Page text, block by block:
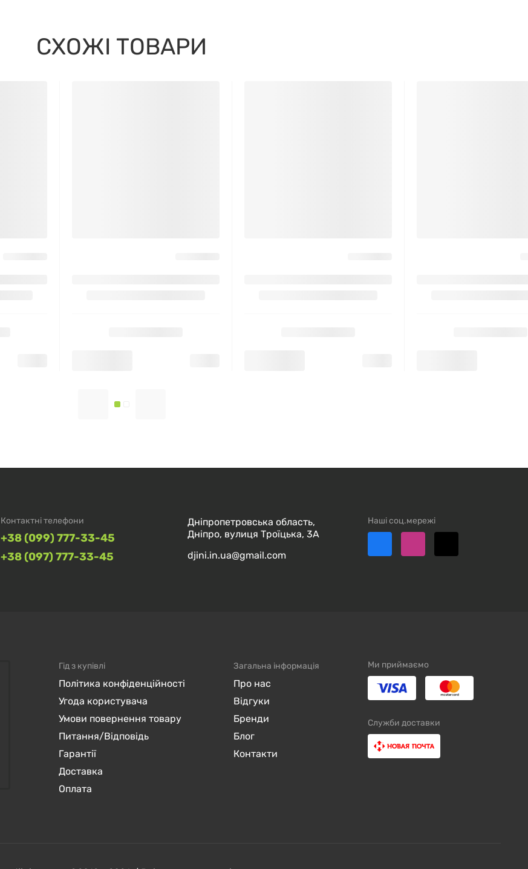
СХОЖІ ТОВАРИ
Контактні телефони
+38 (099) 777-33-45
+38 (097) 777-33-45
Наші соц.мережі
Дніпропетровська область,
Дніпро, вулиця Троїцька, 3А
djini.in.ua@gmail.com
Гід з купівлі
Політика конфіденційності
Угода користувача
Умови повернення товару
Питання/Відповідь
Гарантії
Доставка
Оплата
Загальна інформація
Про нас
Відгуки
Бренди
Блог
Контакти
Ми приймаємо
Служби доставки